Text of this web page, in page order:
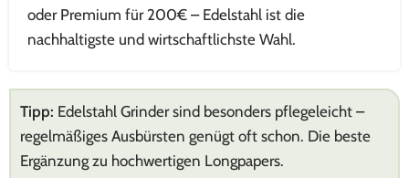
oder Premium für 200€ – Edelstahl ist die
nachhaltigste und wirtschaftlichste Wahl.
Tipp: Edelstahl Grinder sind besonders pflegeleicht –
regelmäßiges Ausbürsten genügt oft schon. Die beste
Ergänzung zu hochwertigen Longpapers.